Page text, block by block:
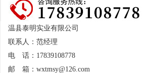
温县泰明实业有限公司
联系人：范经理
电 话：17839108778
邮 箱： wxtmsy@126.com